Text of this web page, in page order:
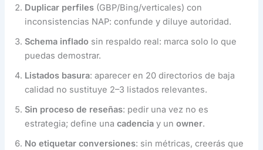
Duplicar perfiles (GBP/Bing/verticales) con
inconsistencias NAP: confunde y diluye autoridad.
Schema inflado sin respaldo real: marca solo lo que
puedas demostrar.
Listados basura: aparecer en 20 directorios de baja
calidad no sustituye 2–3 listados relevantes.
Sin proceso de reseñas: pedir una vez no es
estrategia; define unacadencia y unowner.
No etiquetar conversiones: sin métricas, creerás que